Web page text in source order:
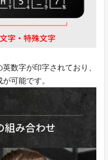
数字が印字されており、
可能です。